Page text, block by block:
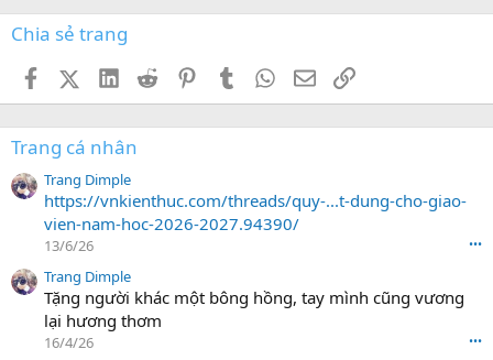
Chia sẻ trang
FacebookX (Twitter)
LinkedIn
Reddit PinterestTumblr WhatsApp
EmailLink
Trang cá nhân
Trang Dimple
https://vnkienthuc.com/threads/quy-...t-dung-cho-giao-
vien-nam-hoc-2026-2027.94390/
13/6/26 •••
Trang Dimple
Tặng người khác một bông hồng, tay mình cũng vương
lại hương thơm
16/4/26 •••